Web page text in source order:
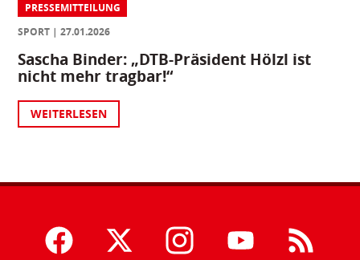
PRESSEMITTEILUNG
SPORT
27.01.2026
Sascha Binder: „DTB-Präsident Hölzl ist
nicht mehr tragbar!“
WEITERLESEN